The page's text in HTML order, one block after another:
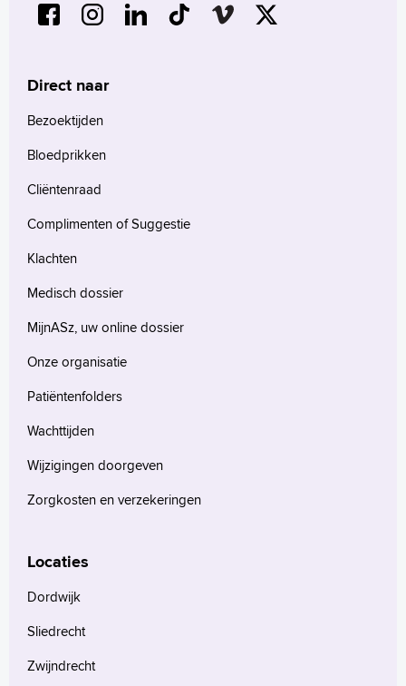
Direct naar
Bezoektijden
Bloedprikken
Cliëntenraad
Complimenten of Suggestie
Klachten
Medisch dossier
MijnASz, uw online dossier
Onze organisatie
Patiëntenfolders
Wachttijden
Wijzigingen doorgeven
Zorgkosten en verzekeringen
Locaties
Dordwijk
Sliedrecht
Zwijndrecht